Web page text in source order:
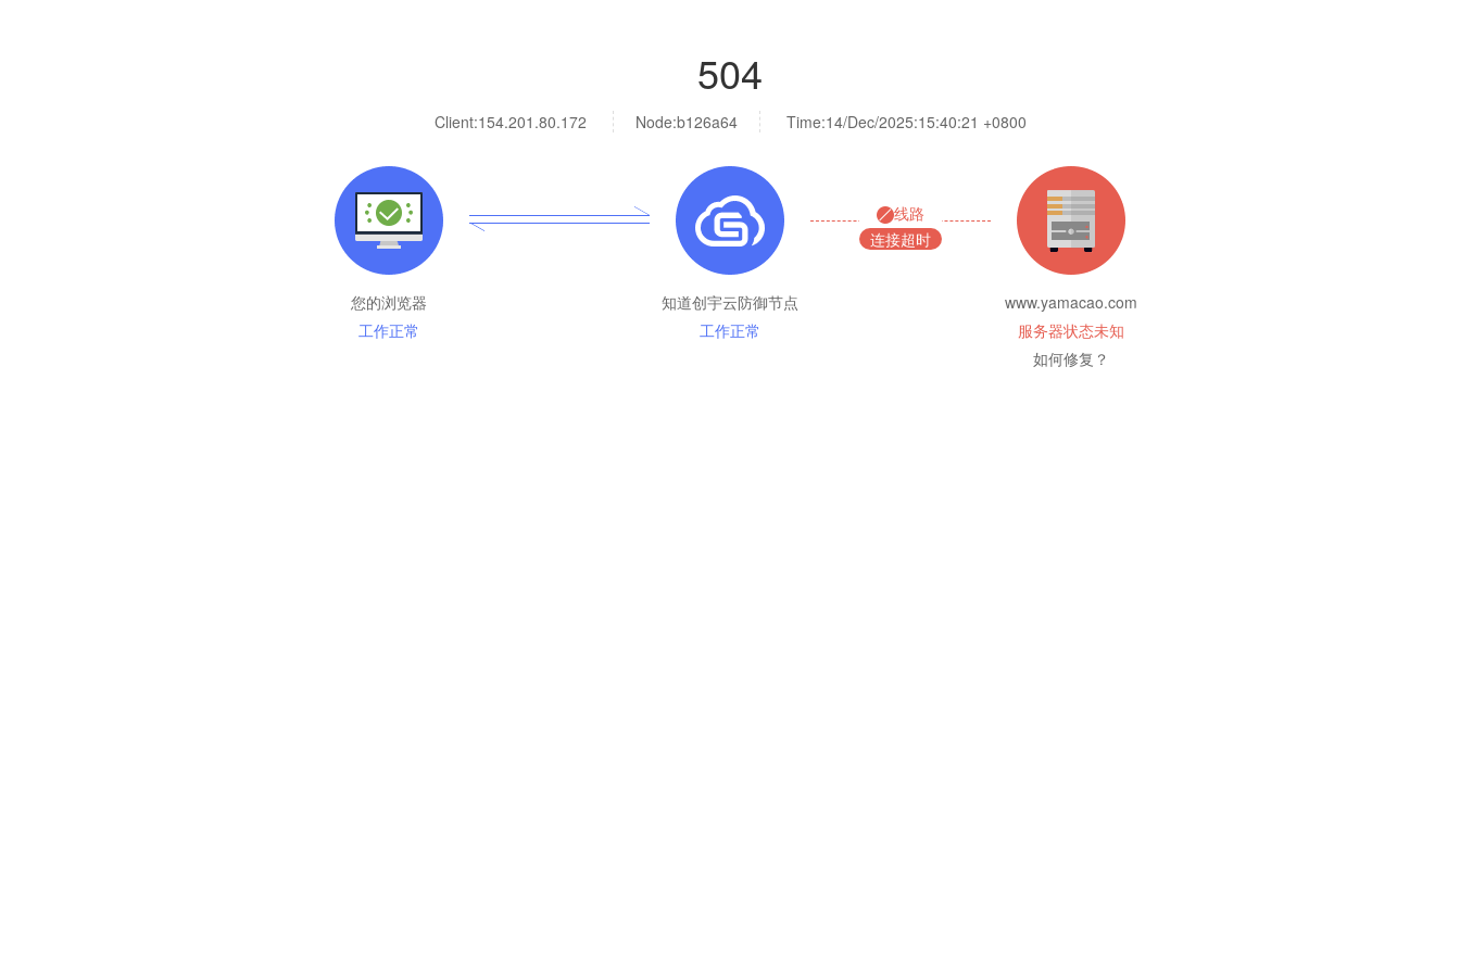
504
Client:154.201.80.172 Node:b126a64 Time:14/Dec/2025:15:40:21 +0800
您的浏览器
工作正常
知道创宇云防御节点
工作正常
线路
连接超时
www.yamacao.com
服务器状态未知
如何修复？